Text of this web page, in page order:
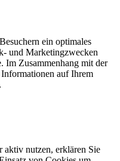
ein optimales
und Marketingzwecken
Im Zusammenhang mit der
auf Ihrem
aktiv nutzen, erklären Sie